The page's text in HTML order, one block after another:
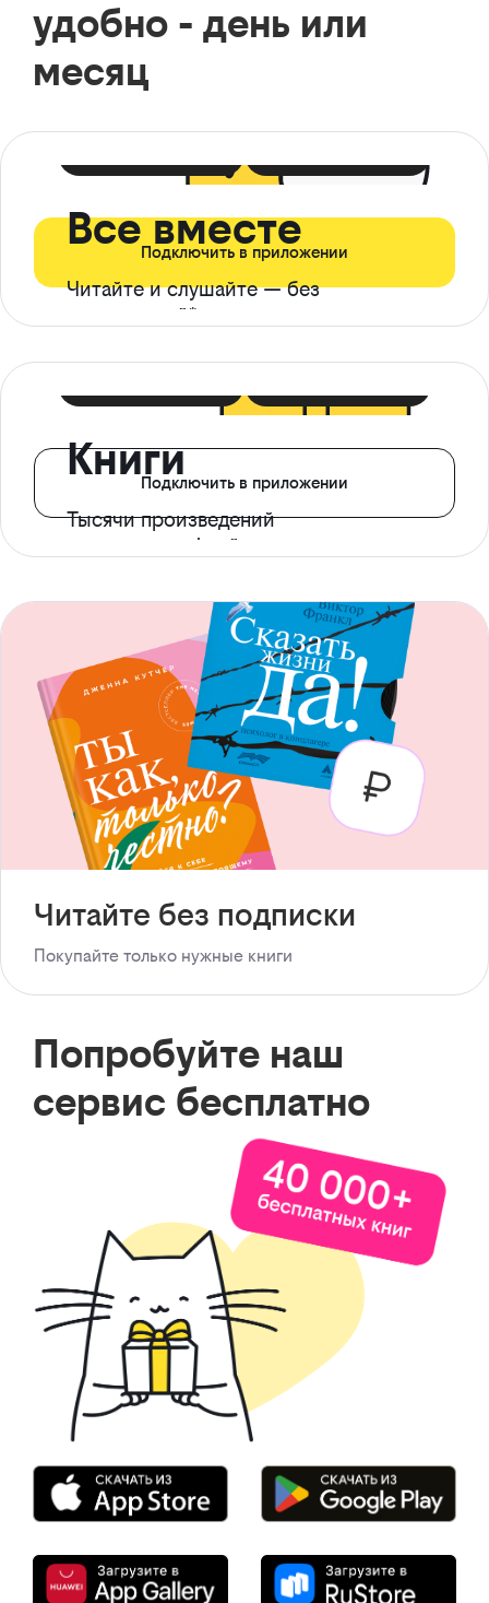
удобно - день или
месяц
Все вместе
Читайте и слушайте — без
ограничений*
Подключить в приложении
Книги
Тысячи произведений
с доступом офлайн
Подключить в приложении
Читайте без подписки
Покупайте только нужные книги
Попробуйте наш
сервис бесплатно